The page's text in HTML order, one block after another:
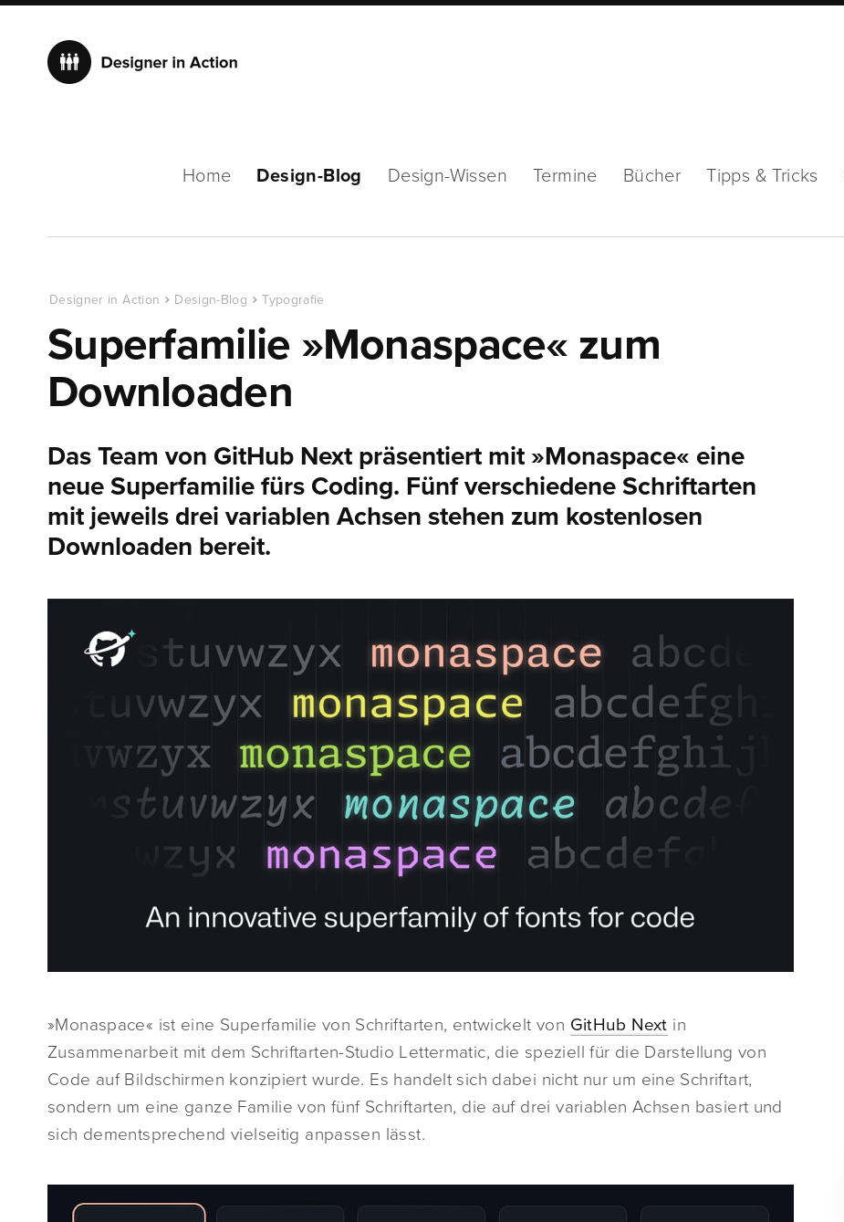
Home Design-Blog Design-Wissen Termine Bücher Tipps & Tricks
Designer in Action Design-Blog Typografie
Superfamilie »Monaspace« zum
Downloaden
Das Team von GitHub Next präsentiert mit »Monaspace« eine
neue Superfamilie fürs Coding. Fünf verschiedene Schriftarten
mit jeweils drei variablen Achsen stehen zum kostenlosen
Downloaden bereit.
»Monaspace« ist eine Superfamilie von Schriftarten, entwickelt von GitHub Next in
Zusammenarbeit mit dem Schriftarten-Studio Lettermatic, die speziell für die Darstellung von
Code auf Bildschirmen konzipiert wurde. Es handelt sich dabei nicht nur um eine Schriftart,
sondern um eine ganze Familie von fünf Schriftarten, die auf drei variablen Achsen basiert und
sich dementsprechend vielseitig anpassen lässt.